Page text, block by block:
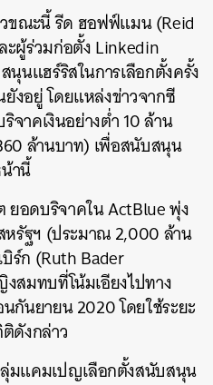
วขณะนี้รีด ฮอฟฟ์แมน (Reid
ผู้ร่วมก่อตั้ง Linkedin
นุนแฮร์ริสในการเลือกตั้งครั้ง
งอยู่ โดยแหล่งข่าวจากซี
จาคเงินอย่างต่ำ 10 ล้าน
ล้านบาท) เพื่อสนับสนุน
านี้
อดบริจาคใน ActBlue พุ่ง
หรัฐฯ (ประมาณ 2,000 ล้าน
ร์ก (Ruth Bader
สมทบที่โน้มเอียงไปทาง
กันยายน 2020 โดยใช้ระยะ
ดังกล่าว
มแคมเปญเลือกตั้งสนับสนุน